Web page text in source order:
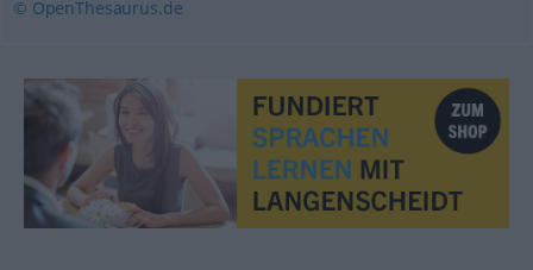
© OpenThesaurus.de